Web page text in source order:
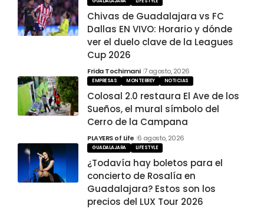
Chivas de Guadalajara vs FC
Dallas EN VIVO: Horario y dónde
ver el duelo clave de la Leagues
Cup 2026
Frida Tochimani 7 agosto, 2026
EMPRESAS MONTERREY NOTICIAS
Colosal 2.0 restaura El Ave de los
Sueños, el mural símbolo del
Cerro de la Campana
PLAYERS of Life 6 agosto, 2026
GUADALAJARA LIFESTYLE
¿Todavía hay boletos para el
concierto de Rosalía en
Guadalajara? Estos son los
precios del LUX Tour 2026